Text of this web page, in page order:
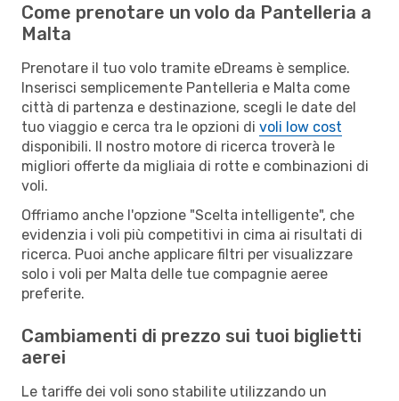
Come prenotare un volo da Pantelleria a
Malta
Prenotare il tuo volo tramite eDreams è semplice.
Inserisci semplicemente Pantelleria e Malta come
città di partenza e destinazione, scegli le date del
tuo viaggio e cerca tra le opzioni di voli low cost
disponibili. Il nostro motore di ricerca troverà le
migliori offerte da migliaia di rotte e combinazioni di
voli.
Offriamo anche l'opzione "Scelta intelligente", che
evidenzia i voli più competitivi in cima ai risultati di
ricerca. Puoi anche applicare filtri per visualizzare
solo i voli per Malta delle tue compagnie aeree
preferite.
Cambiamenti di prezzo sui tuoi biglietti
aerei
Le tariffe dei voli sono stabilite utilizzando un